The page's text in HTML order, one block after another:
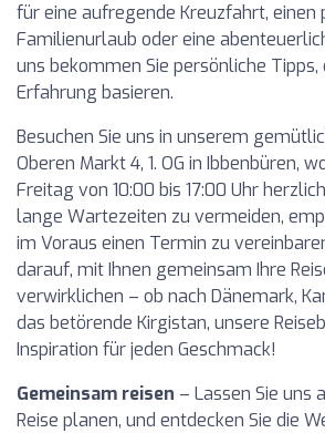
für eine aufregende Kreuzfahrt, einen
Familienurlaub oder eine
uns bekommen Sie persönliche
Erfahrung basieren.
Besuchen Sie uns in unserem
Oberen Markt 4, 1. OG in Ibbenbüren,
Freitag von 10:00 bis 17:00 Uhr
lange Wartezeiten zu vermeiden,
im Voraus einen Termin zu
darauf, mit Ihnen gemeinsam Ihre
verwirklichen – ob nach Dänemark,
das betörende Kirgistan, unsere
Inspiration für jeden Geschmack!
Gemeinsam reisen – Lassen Sie uns
Reise planen, und entdecken Sie die